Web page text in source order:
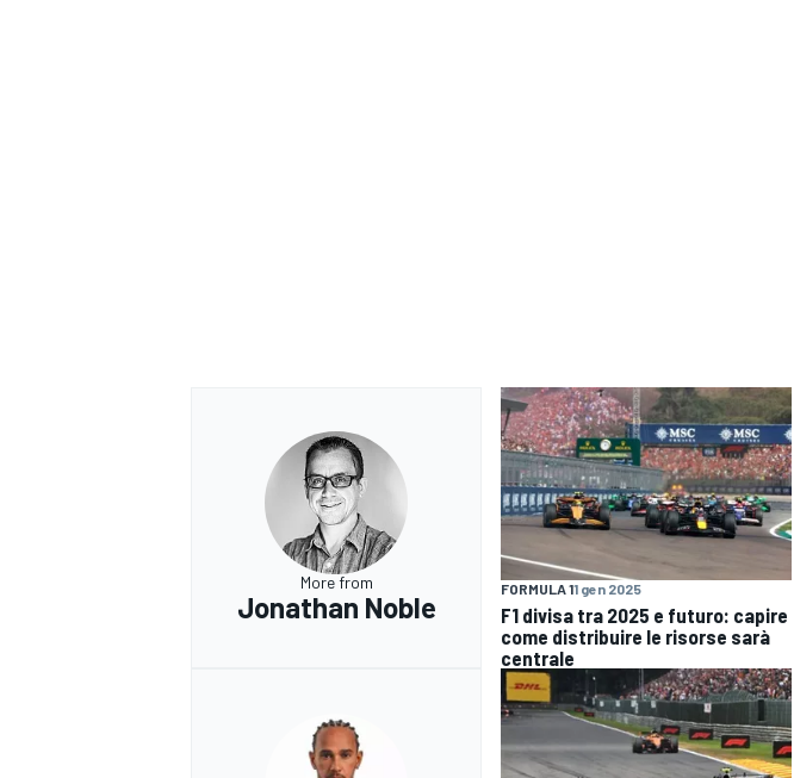
More from
Jonathan Noble
FORMULA 11 gen 2025
F1 divisa tra 2025 e futuro: capire
come distribuire le risorse sarà
centrale